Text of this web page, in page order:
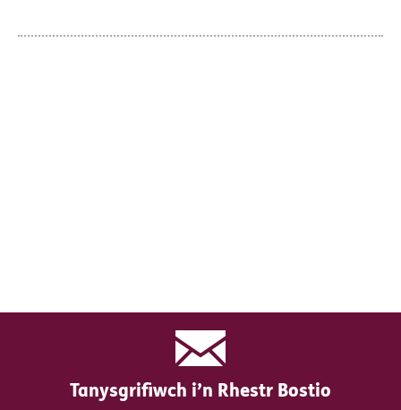
Tanysgrifiwch i’n Rhestr Bostio